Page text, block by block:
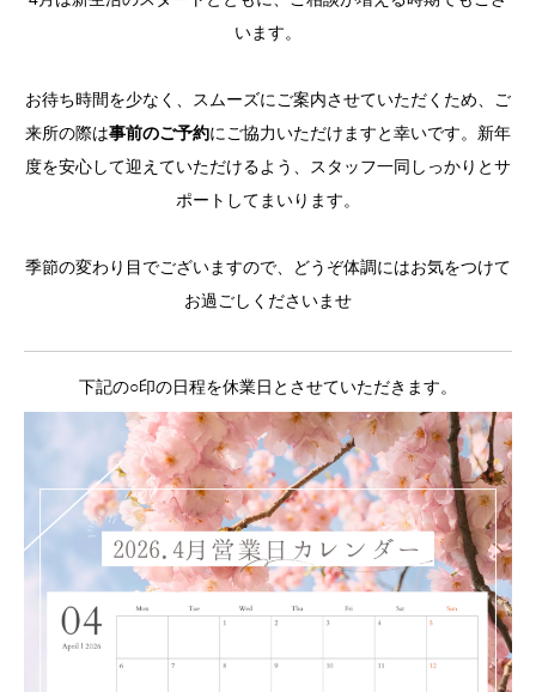
います。
お待ち時間を少なく、スムーズにご案内させていただくため、ご
来所の際は事前のご予約にご協力いただけますと幸いです。新年
度を安心して迎えていただけるよう、スタッフ一同しっかりとサ
ポートしてまいります。
季節の変わり目でございますので、どうぞ体調にはお気をつけて
お過ごしくださいませ
下記の○印の日程を休業日とさせていただきます。